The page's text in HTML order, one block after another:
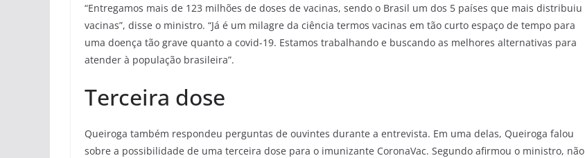
“Entregamos mais de 123 milhões de doses de vacinas, sendo o Brasil um dos 5 países que mais distribuiu
vacinas”, disse o ministro. “Já é um milagre da ciência termos vacinas em tão curto espaço de tempo para
uma doença tão grave quanto a covid-19. Estamos trabalhando e buscando as melhores alternativas para
atender à população brasileira”.
Terceira dose
Queiroga também respondeu perguntas de ouvintes durante a entrevista. Em uma delas, Queiroga falou
sobre a possibilidade de uma terceira dose para o imunizante CoronaVac. Segundo afirmou o ministro, não